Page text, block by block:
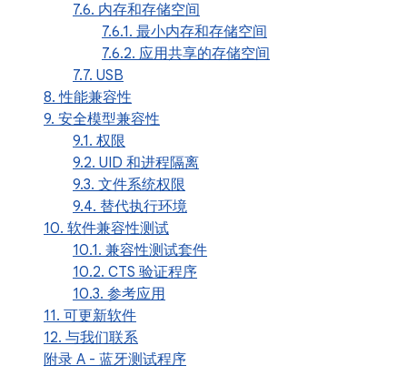
7.6. 内存和存储空间
7.6.1. 最小内存和存储空间
7.6.2. 应用共享的存储空间
7.7. USB
8. 性能兼容性
9. 安全模型兼容性
9.1. 权限
9.2. UID 和进程隔离
9.3. 文件系统权限
9.4. 替代执行环境
10. 软件兼容性测试
10.1. 兼容性测试套件
10.2. CTS 验证程序
10.3. 参考应用
11. 可更新软件
12. 与我们联系
附录 A - 蓝牙测试程序